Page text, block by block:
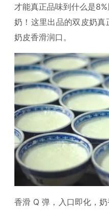
才能真正品味到什么是
奶！这里出品的双皮奶
奶皮香滑润口。
香滑 Q 弹，入口即化，